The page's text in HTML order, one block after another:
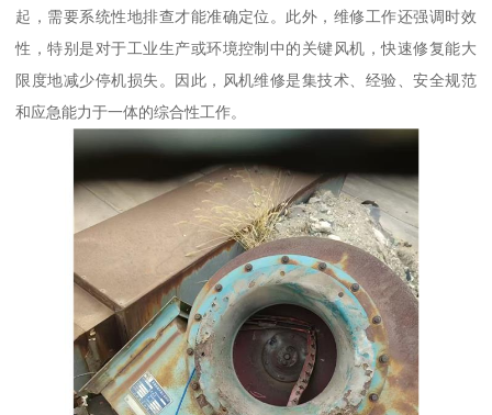
起，需要系统性地排查才能准确定位。此外，维修工作还强调时效
性，特别是对于工业生产或环境控制中的关键风机，快速修复能大
限度地减少停机损失。因此，风机维修是集技术、经验、安全规范
和应急能力于一体的综合性工作。